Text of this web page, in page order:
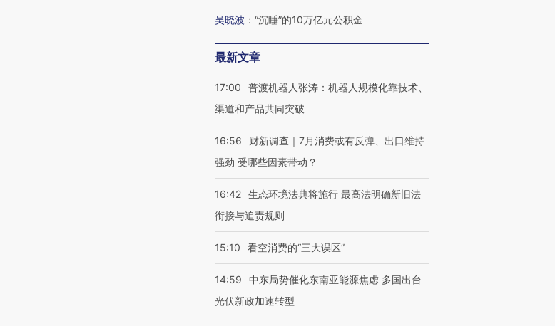
吴晓波 ： “沉睡”的10万亿元公积金
最新文章
17:00
普渡机器人张涛：机器人规模化靠技术、
渠道和产品共同突破
16:56
财新调查｜7月消费或有反弹、出口维持
强劲 受哪些因素带动？
16:42 生态环境法典将施行 最高法明确新旧法
衔接与追责规则
15:10 看空消费的“三大误区”
14:59
中东局势催化东南亚能源焦虑 多国出台
光伏新政加速转型